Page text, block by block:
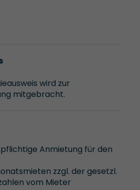
wird zur
mitgebracht.
Anmietung für den
zzgl. der gesetzl.
vom Mieter